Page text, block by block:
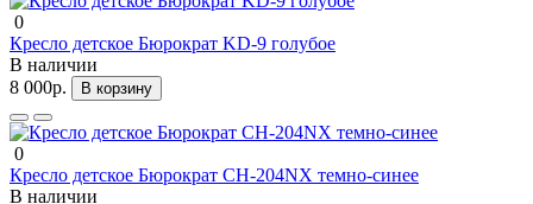
0
Кресло детское Бюрократ KD-9 голубое
В наличии
8 000р.
В корзину
0
Кресло детское Бюрократ CH-204NX темно-синее
В наличии